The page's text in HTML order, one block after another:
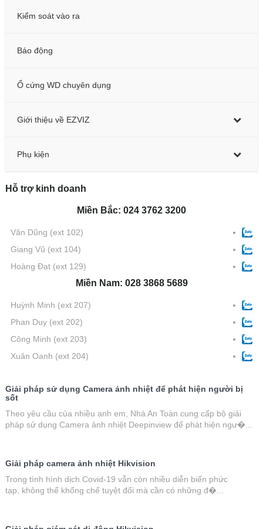
Kiểm soát vào ra
Báo động
Ổ cứng WD chuyên dụng
Giới thiệu về EZVIZ
Phụ kiện
Hỗ trợ kinh doanh
Miền Bắc: 024 3762 3200
Văn Dũng (ext 102)
Giang Vũ (ext 104)
Hoàng Đạt (ext 129)
Miền Nam: 028 3868 5689
Huỳnh Minh (ext 207)
Phan Duy (ext 202)
Công Minh (ext 203)
Xuân Oanh (ext 204)
Giải pháp sử dụng Camera ảnh nhiệt để phát hiện người bị
sốt
Theo yêu cầu của nhiều anh em, Nhà An Toàn cung cấp bộ giải
pháp sử dụng Camera ảnh nhiệt Deepinview để phát hiện ngư�...
Giải pháp camera ảnh nhiệt Hikvision
Trong tình hình dịch Covid-19 vẫn còn nhiều diễn biến phức
tạp, không thể khống chế tuyệt đối mà cần có những đ�...